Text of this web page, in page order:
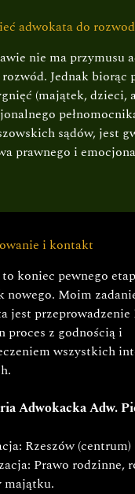
adwokata do
nie ma przymusu
Jednak biorąc
(majątek, dzieci,
sądów, jest
prawnego i
i kontakt
koniec pewnego
nowego. Moim
jest przeprowadzenie
proces z godnością i
wszystkich
Adwokacka Adw.
Rzeszów (centrum)
Prawo rodzinne,
majątku.